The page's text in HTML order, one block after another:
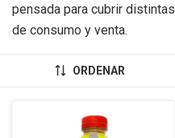
pensada para cubrir
de consumo y venta.
ORDENAR